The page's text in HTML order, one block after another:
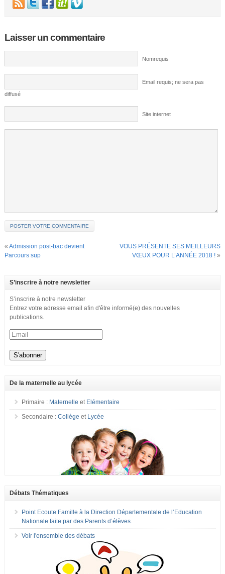
Laisser un commentaire
Nomrequis
Email requis; ne sera pas
diffusé
Site internet
« Admission post-bac devient
Parcours sup
VOUS PRÉSENTE SES MEILLEURS
VŒUX POUR L’ANNÉE 2018 ! »
S’inscrire à notre newsletter
S’inscrire à notre newsletter
Entrez votre adresse email afin d'être informé(e) des nouvelles
publications.
De la maternelle au lycée
Primaire : Maternelle et Elémentaire
Secondaire : Collège et Lycée
Débats Thématiques
Point Ecoute Famille à la Direction Départementale de l’Education
Nationale faite par des Parents d’élèves.
Voir l'ensemble des débats